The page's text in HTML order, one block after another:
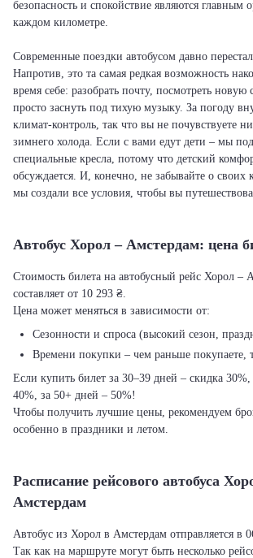
безопасность и спокойствие являются главным
каждом километре.
Современные поездки автобусом давно
Напротив, это та самая редкая возможность
время себе: разобрать почту, посмотреть новую
просто заснуть под тихую музыку. За погоду
климат-контроль, так что вы не почувствуете
зимнего холода. Если с вами едут дети – мы
специальные кресла, потому что детский
обсуждается. И, конечно, не забывайте о своих
мы создали все условия, чтобы вы
Автобус Хорол – Амстердам: цена
Стоимость билета на автобусный рейс Хорол –
составляет от 10 293 ₴.
Цена может меняться в зависимости от:
Сезонности и спроса (высокий сезон,
Времени покупки – чем раньше покупаете,
Если купить билет за 30–39 дней – скидка
40%, за 50+ дней – 50%!
Чтобы получить лучшие цены, рекомендуем
особенно в праздники и летом.
Расписание рейсового автобуса
Амстердам
Автобус из Хорол в Амстердам отправляется в
Так как на маршруте могут быть несколько